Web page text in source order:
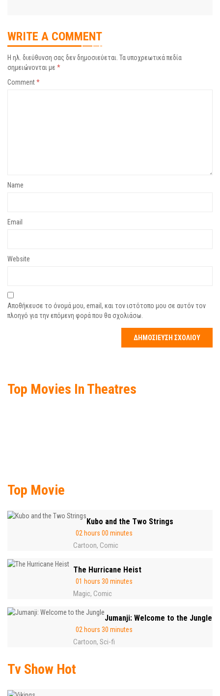
WRITE A COMMENT
Η ηλ. διεύθυνση σας δεν δημοσιεύεται. Τα υποχρεωτικά πεδία
σημειώνονται με *
Comment*
Name
Email
Website
Αποθήκευσε το όνομά μου, email, και τον ιστότοπο μου σε αυτόν τον
πλοηγό για την επόμενη φορά που θα σχολιάσω.
Top Movies In Theatres
Top Movie
Kubo and the Two Strings
02 hours 00 minutes
Cartoon, Comic
The Hurricane Heist
01 hours 30 minutes
Magic, Comic
Jumanji: Welcome to the Jungle
02 hours 30 minutes
Cartoon, Sci-fi
Tv Show Hot